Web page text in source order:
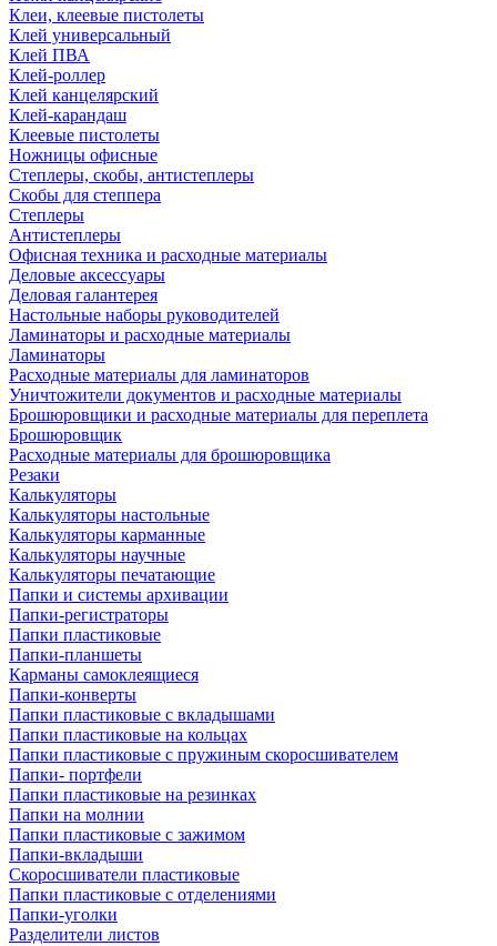
Клеи, клеевые пистолеты
Клей универсальный
Клей ПВА
Клей-роллер
Клей канцелярский
Клей-карандаш
Клеевые пистолеты
Ножницы офисные
Степлеры, скобы, антистеплеры
Скобы для степпера
Степлеры
Антистеплеры
Офисная техника и расходные материалы
Деловые аксессуары
Деловая галантерея
Настольные наборы руководителей
Ламинаторы и расходные материалы
Ламинаторы
Расходные материалы для ламинаторов
Уничтожители документов и расходные материалы
Брошюровщики и расходные материалы для переплета
Брошюровщик
Расходные материалы для брошюровщика
Резаки
Калькуляторы
Калькуляторы настольные
Калькуляторы карманные
Калькуляторы научные
Калькуляторы печатающие
Папки и системы архивации
Папки-регистраторы
Папки пластиковые
Папки-планшеты
Карманы самоклеящиеся
Папки-конверты
Папки пластиковые с вкладышами
Папки пластиковые на кольцах
Папки пластиковые с пружиным скоросшивателем
Папки- портфели
Папки пластиковые на резинках
Папки на молнии
Папки пластиковые с зажимом
Папки-вкладыши
Скоросшиватели пластиковые
Папки пластиковые с отделениями
Папки-уголки
Разделители листов